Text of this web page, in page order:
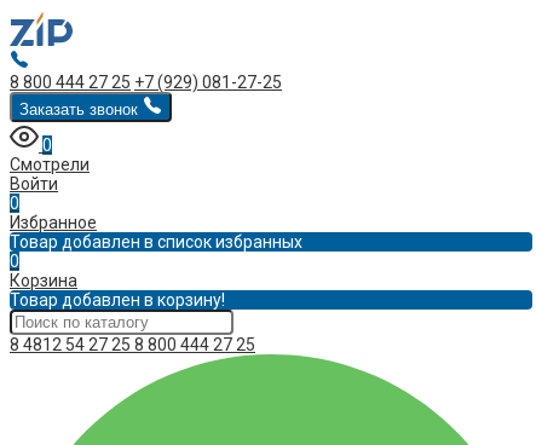
8 800 444 27 25 +7 (929) 081-27-25
Заказать звонок
0
Смотрели
Войти
0
Избранное
Товар добавлен в список избранных
0
Корзина
Товар добавлен в корзину!
8 4812 54 27 25 8 800 444 27 25